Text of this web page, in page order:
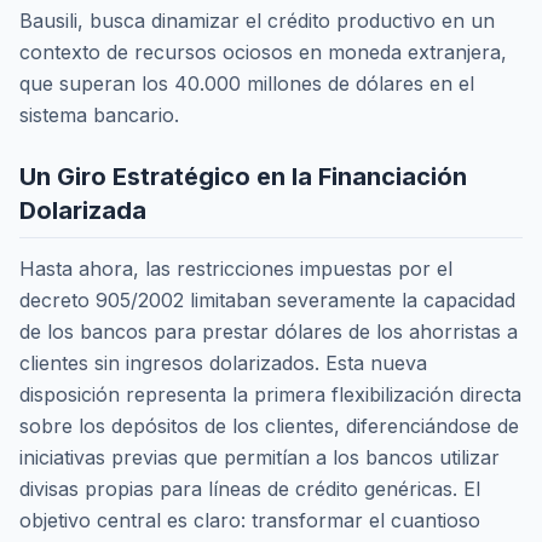
Bausili, busca dinamizar el crédito productivo en un
contexto de recursos ociosos en moneda extranjera,
que superan los 40.000 millones de dólares en el
sistema bancario.
Un Giro Estratégico en la Financiación
Dolarizada
Hasta ahora, las restricciones impuestas por el
decreto 905/2002 limitaban severamente la capacidad
de los bancos para prestar dólares de los ahorristas a
clientes sin ingresos dolarizados. Esta nueva
disposición representa la primera flexibilización directa
sobre los depósitos de los clientes, diferenciándose de
iniciativas previas que permitían a los bancos utilizar
divisas propias para líneas de crédito genéricas. El
objetivo central es claro: transformar el cuantioso